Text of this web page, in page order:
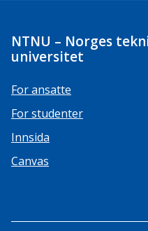
NTNU – Norges
universitet
For ansatte
For studenter
Innsida
Canvas